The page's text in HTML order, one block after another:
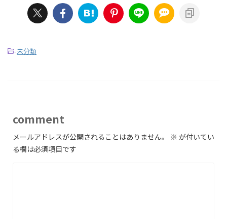
-未分類
comment
メールアドレスが公開されることはありません。 ※ が付いてい
る欄は必須項目です